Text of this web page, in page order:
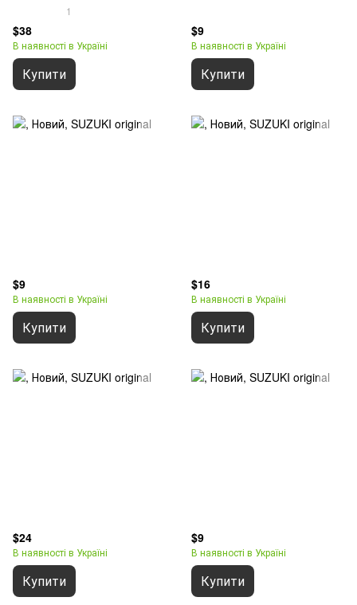
1
$38
В наявності в Україні
Купити
$9
В наявності в Україні
Купити
$9
В наявності в Україні
Купити
$16
В наявності в Україні
Купити
$24
В наявності в Україні
Купити
$9
В наявності в Україні
Купити